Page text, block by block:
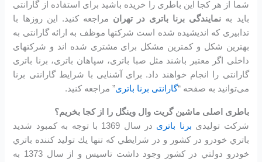
شما از هر کجا این باطری را خریده باشید برای استفاده از گارانتی
باید به نمایندگی برنا باتری در تهران مراجعه کنید. این روزها با
تدابیری که اندیشیده شده است شرکتها موظف به ارائه گارانتی به
بهترین شکل و کمترین مشکل برای مشتری شده اند و شرکتهای
داخلی اگر معتبر باشند مثل صبا باتری، سپاهان باتری، برنا باتری
گارانتی را انجام خواهند داد. برای آشنایی با شرایط گارانتی برنا
می‌توانید به صفحه “گارانتی برنا باتری” مراجعه کنید.
باطری اصلی ماشین گریت وال وینگل را از کجا بخریم؟
شرکت تولیدی برنا باتری
در سال 1369 با توجه به كمبود شديد
باتري خودرو در كشور و در شرايطي كه تنها يك توليد كننده باتري
خودرو دولتي در كشور وجود داشت تاسیس و از سال 1373 به